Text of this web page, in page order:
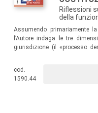
Riflessioni
della
Assumendo primariamente
l’Autore indaga le tre
giurisdizione (il «processo
processo » e il «futuro nel
dell’impiego delle
mettendo in evidenza i rischi
cod.
1590.44